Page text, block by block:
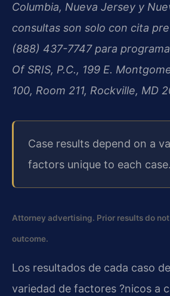
Columbia, Nueva Jersey y
consultas son solo con cita
(888) 437-7747 para
Of SRIS, P.C., 199 E.
100, Room 211, Rockville, MD
Case results depend on a
factors unique to each case.
Attorney advertising. Prior results do
outcome.
Los resultados de cada caso
variedad de factores ?nicos a